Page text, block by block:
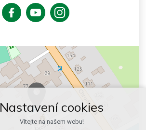
Nastavení cookies
Vítejte na našem webu!